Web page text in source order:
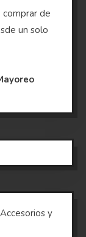
de
un solo
y